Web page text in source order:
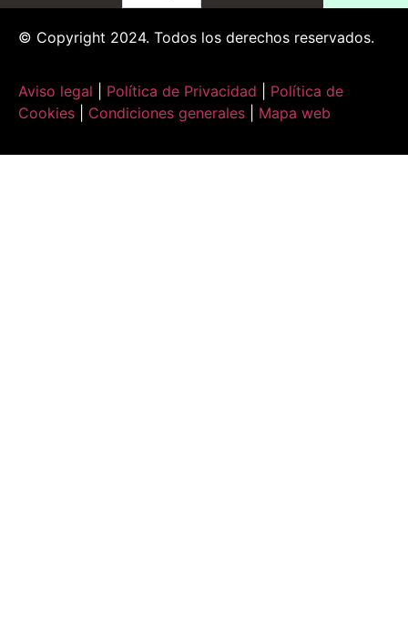
© Copyright 2024. Todos los derechos reservados.
Aviso legal Política de Privacidad
Política de
Cookies
Condiciones generales Mapa web